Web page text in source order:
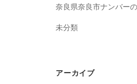
奈良県奈良市ナンバー
未分類
アーカイブ